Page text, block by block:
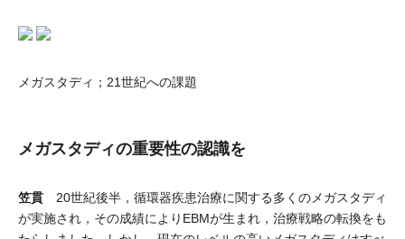
メガスタディ；21世紀への課題
メガスタディの重要性の認識を
笠貫 20世紀後半，循環器疾患治療に関する多くのメガスタディ
が実施され，その成績によりEBMが生まれ，治療戦略の転換をも